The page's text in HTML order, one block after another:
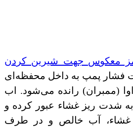
معکوس جهت شیرین کردن
فشار پمپ به داخل محفظه‌ای
(ممبران) رانده می‌شود. اب
شدت ریز غشاء عبور کرده و
غشاء، آب خالص و در طرف